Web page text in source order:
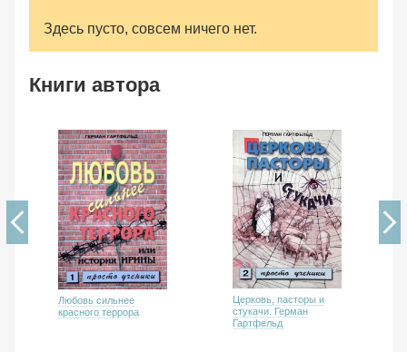
Здесь пусто, совсем ничего нет.
Книги автора
Любовь сильнее
красного террора
Церковь, пасторы и
стукачи. Герман
Гартфельд